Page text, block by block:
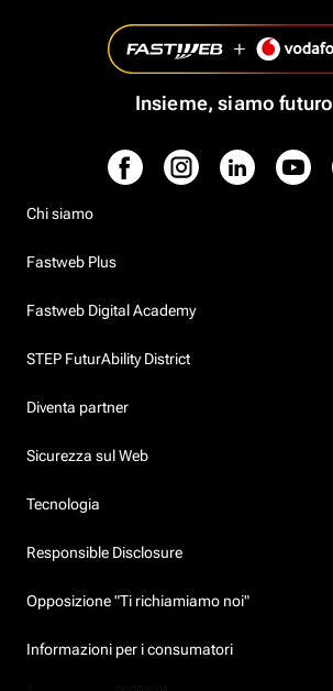
Insieme, siamo futuro
Chi siamo
Fastweb Plus
Fastweb Digital Academy
STEP FuturAbility District
Diventa partner
Sicurezza sul Web
Tecnologia
Responsible Disclosure
Opposizione "Ti richiamiamo noi"
Informazioni per i consumatori